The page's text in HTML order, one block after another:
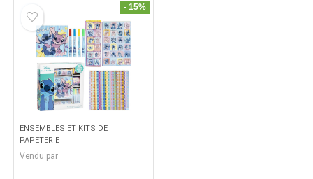
- 15%
ENSEMBLES ET KITS DE
PAPETERIE
Vendu par